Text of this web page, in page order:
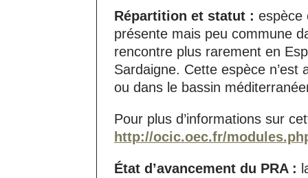
Répartition et statut : espèce
présente mais peu commune
rencontre plus rarement en
Sardaigne. Cette espèce
ou dans le bassin
Pour plus d’informations sur
http://ocic.oec.fr/
État d’avancement du PRA :